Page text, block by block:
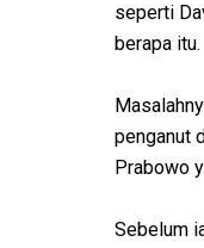
seperti
berapa itu.
penganut
Prabowo
Sebelum